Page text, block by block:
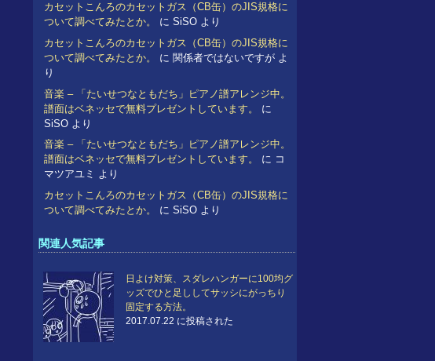
カセットこんろのカセットガス（CB缶）のJIS規格に
ついて調べてみたとか。
に SiSO より
カセットこんろのカセットガス（CB缶）のJIS規格に
ついて調べてみたとか。
に 関係者ではないですが よ
り
音楽 – 「たいせつなともだち」ピアノ譜アレンジ中。
譜面はベネッセで無料プレゼントしています。
に
SiSO より
音楽 – 「たいせつなともだち」ピアノ譜アレンジ中。
譜面はベネッセで無料プレゼントしています。
に コ
マツアユミ より
カセットこんろのカセットガス（CB缶）のJIS規格に
ついて調べてみたとか。
に SiSO より
関連人気記事
日よけ対策、スダレハンガーに100均グ
ッズでひと足ししてサッシにがっちり
固定する方法。
2017.07.22 に投稿された